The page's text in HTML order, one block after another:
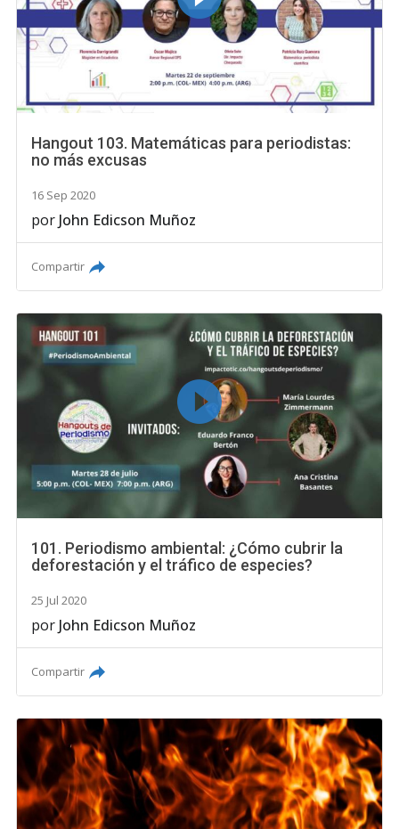
Hangout 103. Matemáticas para periodistas:
no más excusas
16 Sep 2020
por John Edicson Muñoz
Compartir
101. Periodismo ambiental: ¿Cómo cubrir la
deforestación y el tráfico de especies?
25 Jul 2020
por John Edicson Muñoz
Compartir